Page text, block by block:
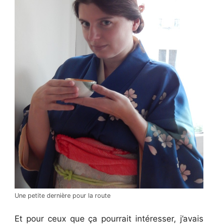
Une petite dernière pour la route
Et pour ceux que ça pourrait intéresser, j’avais